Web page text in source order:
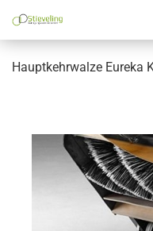
Hauptkehrwalze Eureka